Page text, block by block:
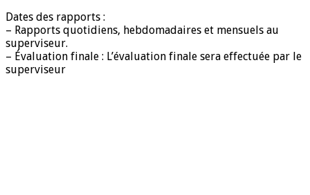
Dates des rapports :
– Rapports quotidiens, hebdomadaires et mensuels au
superviseur.
– Évaluation finale : L’évaluation finale sera effectuée par le
superviseur